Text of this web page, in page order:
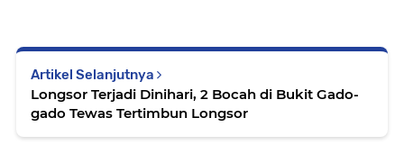
Artikel Selanjutnya
Longsor Terjadi Dinihari, 2 Bocah di Bukit Gado-
gado Tewas Tertimbun Longsor